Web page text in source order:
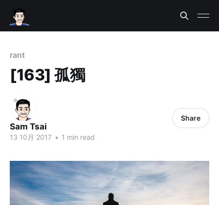
rant
[163] 孤獨
Sam Tsai
13 10月 2017 • 1 min read
Share